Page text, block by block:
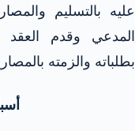
عليه بالتسليم
المدعي وقدم
بطلباته والزمته